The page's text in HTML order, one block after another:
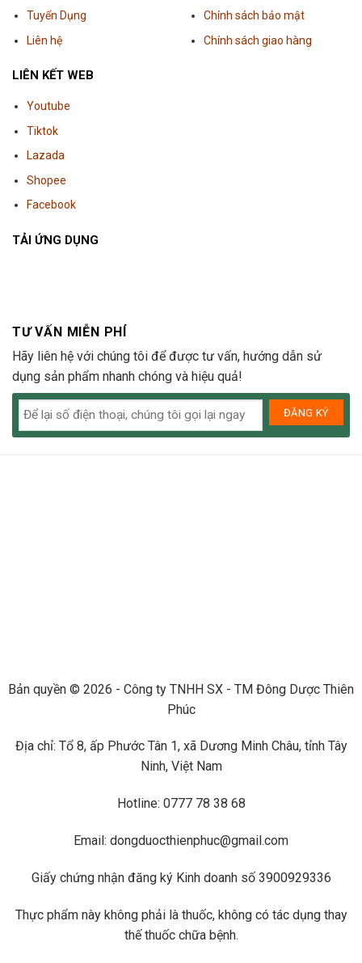
Tuyển Dụng
Liên hệ
Chính sách bảo mật
Chính sách giao hàng
LIÊN KẾT WEB
Youtube
Tiktok
Lazada
Shopee
Facebook
TẢI ỨNG DỤNG
TƯ VẤN MIỄN PHÍ
Hãy liên hệ với chúng tôi để được tư vấn, hướng dẫn sử
dụng sản phẩm nhanh chóng và hiệu quả!
Bản quyền © 2026 - Công ty TNHH SX - TM Đông Dược Thiên
Phúc
Địa chỉ: Tổ 8, ấp Phước Tân 1, xã Dương Minh Châu, tỉnh Tây
Ninh, Việt Nam
Hotline: 0777 78 38 68
Email: dongduocthienphuc@gmail.com
Giấy chứng nhận đăng ký Kinh doanh số 3900929336
Thực phẩm này không phải là thuốc, không có tác dụng thay
thế thuốc chữa bệnh.